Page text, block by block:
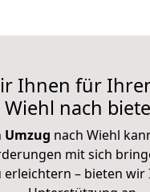
Ihnen für
Wiehl nach
Umzug nach Wiehl
mit sich
erleichtern – bieten